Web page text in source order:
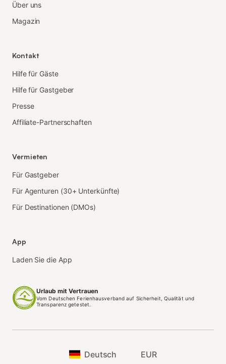
Über uns
Magazin
Kontakt
Hilfe für Gäste
Hilfe für Gastgeber
Presse
Affiliate-Partnerschaften
Vermieten
Für Gastgeber
Für Agenturen (30+ Unterkünfte)
Für Destinationen (DMOs)
App
Laden Sie die App
Urlaub mit Vertrauen
Vom Deutschen Ferienhausverband auf Sicherheit, Qualität und
Transparenz getestet.
Deutsch EUR